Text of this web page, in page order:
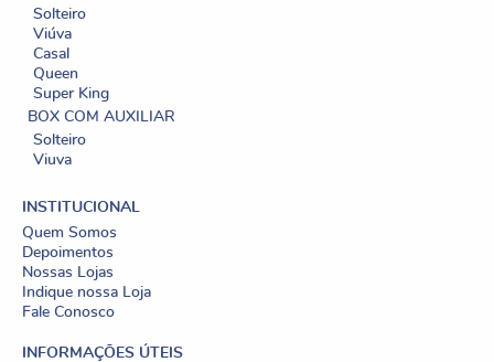
Solteiro
Viúva
Casal
Queen
Super King
BOX COM AUXILIAR
Solteiro
Viuva
INSTITUCIONAL
Quem Somos
Depoimentos
Nossas Lojas
Indique nossa Loja
Fale Conosco
INFORMAÇÕES ÚTEIS